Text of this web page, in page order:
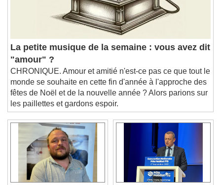
settings dialog
subtitles off, selected
Picture-in-Picture
Fullscreen
This is a modal window.
Beginning of dialog window. Escape will cancel
and close the window.
Text
Color Opacity
Text Background
Color
Caption Area Background
La petite musique de la semaine : vous avez dit
"amour" ?
CHRONIQUE. Amour et amitié n'est-ce pas ce que tout le
monde se souhaite en cette fin d'année à l'approche des
fêtes de Noël et de la nouvelle année ? Alors parions sur
les paillettes et gardons espoir.